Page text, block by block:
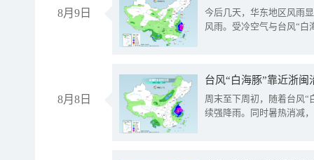
8月9日
今后几天，华东地区风雨
风雨。受冷空气与台风“白
8月8日
台风“白海豚”靠近浙
周末至下周初，随着台风“
续强降雨。同时暑热消减